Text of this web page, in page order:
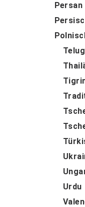
Persan
Urdu